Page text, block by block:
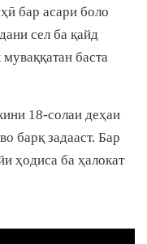
бар асари боло
сел ба қайд
баста
18-солаи деҳаи
барқ задааст. Бар
ҳодиса ба ҳалокат